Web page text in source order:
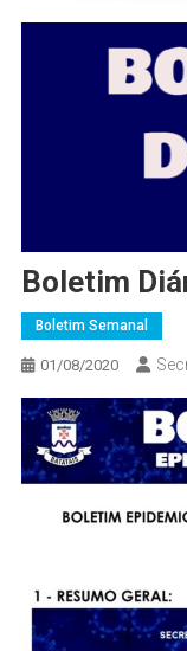
Boletim
Boletim Semanal
01/08/2020